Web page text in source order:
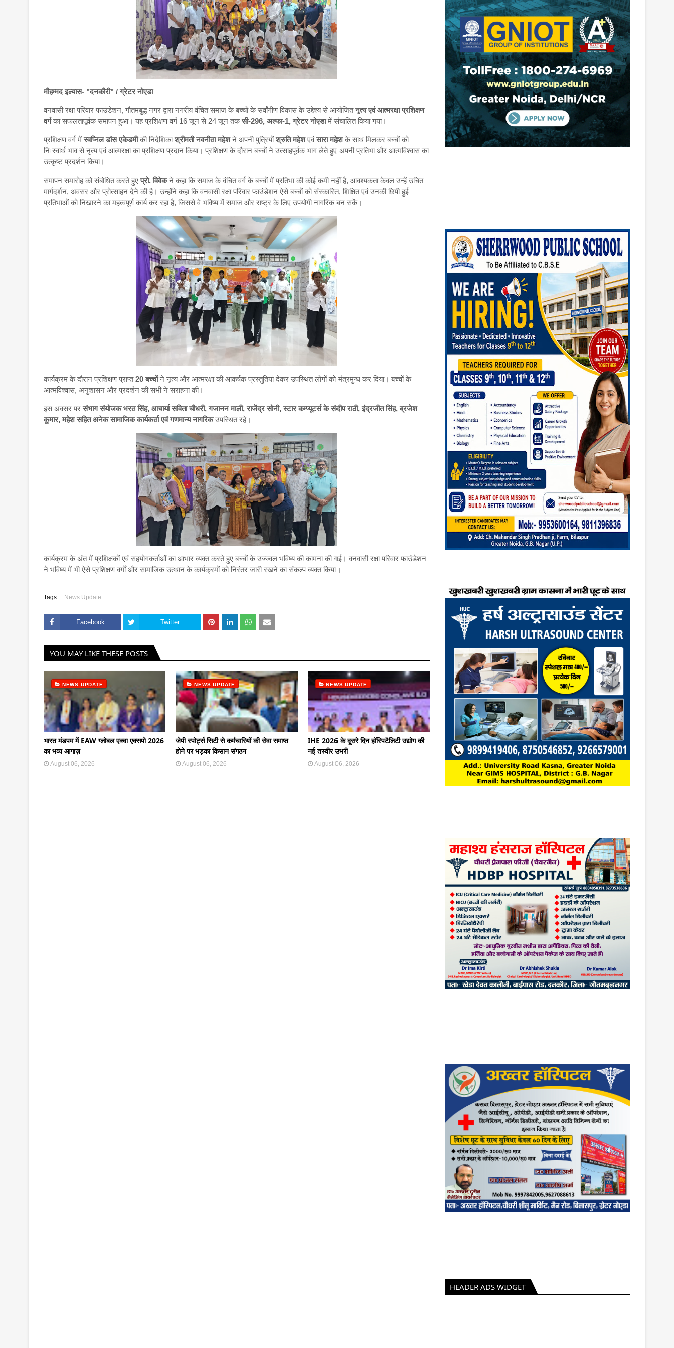
मौहम्मद इल्यास- "दनकौरी" / ग्रेटर नोएडा
वनवासी रक्षा परिवार फाउंडेशन, गौतमबुद्ध नगर द्वारा नगरीय वंचित समाज के बच्चों के सर्वांगीण विकास के उद्देश्य से आयोजितनृत्य एवं आत्मरक्षा प्रशिक्षण
वर्गका सफलतापूर्वक समापन हुआ। यह प्रशिक्षण वर्ग 16 जून से 24 जून तकसी-296, अल्फा-1, ग्रेटर नोएडामें संचालित किया गया।
प्रशिक्षण वर्ग में स्वप्निल डांस एकेडमीकी निदेशिकाश्रीमती नवनीता महेशने अपनी पुत्रियोंश्रुति महेशएवंसारा महेशके साथ मिलकर बच्चों को
निःस्वार्थ भाव से नृत्य एवं आत्मरक्षा का प्रशिक्षण प्रदान किया। प्रशिक्षण के दौरान बच्चों ने उत्साहपूर्वक भाग लेते हुए अपनी प्रतिभा और आत्मविश्वास का
उत्कृष्ट प्रदर्शन किया।
समापन समारोह को संबोधित करते हुए प्रो. विवेकने कहा कि समाज के वंचित वर्ग के बच्चों में प्रतिभा की कोई कमी नहीं है, आवश्यकता केवल उन्हें उचित
मार्गदर्शन, अवसर और प्रोत्साहन देने की है। उन्होंने कहा कि वनवासी रक्षा परिवार फाउंडेशन ऐसे बच्चों को संस्कारित, शिक्षित एवं उनकी छिपी हुई
प्रतिभाओं को निखारने का महत्वपूर्ण कार्य कर रहा है, जिससे वे भविष्य में समाज और राष्ट्र के लिए उपयोगी नागरिक बन सकें।
कार्यक्रम के दौरान प्रशिक्षण प्राप्त20 बच्चोंने नृत्य और आत्मरक्षा की आकर्षक प्रस्तुतियां देकर उपस्थित लोगों को मंत्रमुग्ध कर दिया। बच्चों के
आत्मविश्वास, अनुशासन और प्रदर्शन की सभी ने सराहना की।
इस अवसर पर संभाग संयोजक भरत सिंह, आचार्या सविता चौधरी, गजानन माली, राजेंद्र सोनी, स्टार कम्प्यूटर्स के संदीप राठी, इंद्रजीत सिंह, ब्रजेश
कुमार, महेश सहित अनेक सामाजिक कार्यकर्ता एवं गणमान्य नागरिकउपस्थित रहे।
कार्यक्रम के अंत में प्रशिक्षकों एवं सहयोगकर्ताओं का आभार व्यक्त करते हुए बच्चों के उज्ज्वल भविष्य की कामना की गई। वनवासी रक्षा परिवार फाउंडेशन
ने भविष्य में भी ऐसे प्रशिक्षण वर्गों और सामाजिक उत्थान के कार्यक्रमों को निरंतर जारी रखने का संकल्प व्यक्त किया।
Tags: News Update
Facebook Twitter
YOU MAY LIKE THESE POSTS
NEWS UPDATE
भारत मंडपम में EAW ग्लोबल एक्वा एक्सपो 2026
का भव्य आगाज़
August 06, 2026
NEWS UPDATE
जेपी स्पोर्ट्स सिटी से कर्मचारियों की सेवा समाप्त
होने पर भड़का किसान संगठन
August 06, 2026
NEWS UPDATE
IHE 2026 के दूसरे दिन हॉस्पिटैलिटी उद्योग की
नई तस्वीर उभरी
August 06, 2026
HEADER ADS WIDGET